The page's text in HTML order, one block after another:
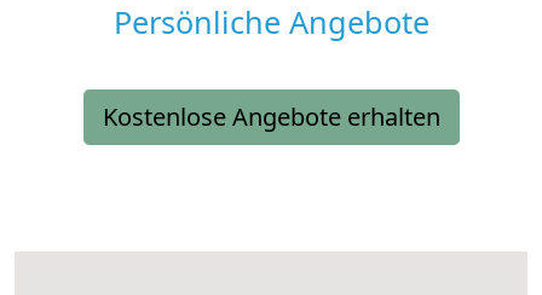
Persönliche Angebote
Kostenlose Angebote erhalten